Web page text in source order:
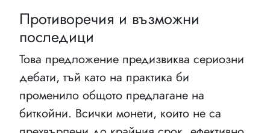
Противоречия и възможни
последици
Това предложение предизвиква сериозни
дебати, тъй като на практика би
променило общото предлагане на
биткойни. Всички монети, които не са